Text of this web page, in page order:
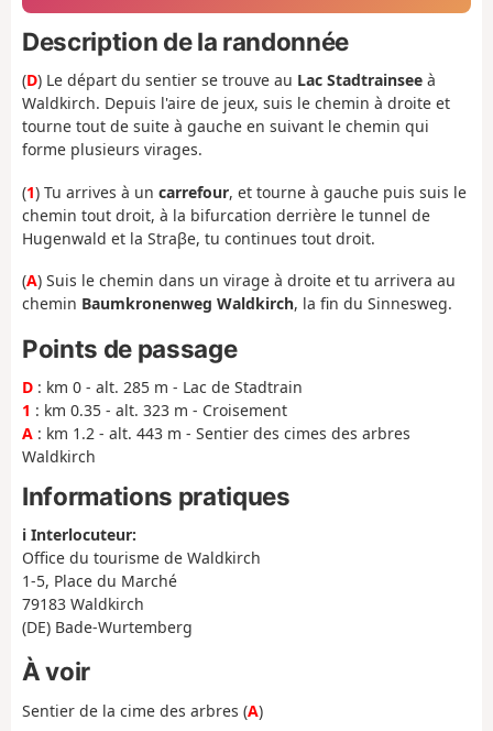
Description de la randonnée
(D) Le départ du sentier se trouve au Lac Stadtrainsee à
Waldkirch. Depuis l'aire de jeux, suis le chemin à droite et
tourne tout de suite à gauche en suivant le chemin qui
forme plusieurs virages.
(1) Tu arrives à un carrefour, et tourne à gauche puis suis le
chemin tout droit, à la bifurcation derrière le tunnel de
Hugenwald et la Straβe, tu continues tout droit.
(A) Suis le chemin dans un virage à droite et tu arrivera au
chemin Baumkronenweg Waldkirch, la fin du Sinnesweg.
Points de passage
D : km 0 - alt. 285 m - Lac de Stadtrain
1 : km 0.35 - alt. 323 m - Croisement
A : km 1.2 - alt. 443 m - Sentier des cimes des arbres
Waldkirch
Informations pratiques
ℹ️ Interlocuteur:
Office du tourisme de Waldkirch
1-5, Place du Marché
79183 Waldkirch
(DE) Bade-Wurtemberg
À voir
Sentier de la cime des arbres (A)